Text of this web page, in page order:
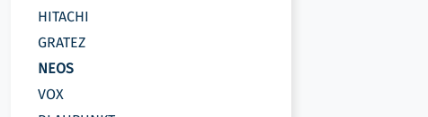
HITACHI
GRATEZ
NEOS
VOX